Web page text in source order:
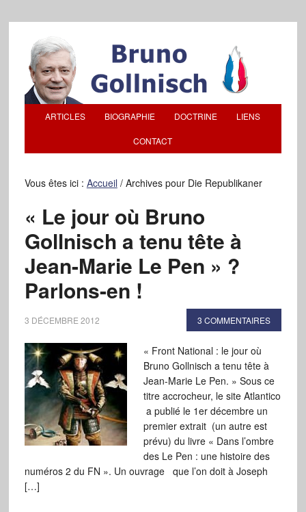
ARTICLES BIOGRAPHIE DOCTRINE LIENS
CONTACT
Vous êtes ici : Accueil /Archives pour Die Republikaner
« Le jour où Bruno
Gollnisch a tenu tête à
Jean-Marie Le Pen » ?
Parlons-en !
3 DÉCEMBRE 2012 3 COMMENTAIRES
« Front National : le jour où
Bruno Gollnisch a tenu tête à
Jean-Marie Le Pen. » Sous ce
titre accrocheur, le site Atlantico
a publié le 1er décembre un
premier extrait (un autre est
prévu) du livre « Dans l’ombre
des Le Pen : une histoire des
numéros 2 du FN ». Un ouvrage que l’on doit à Joseph
[…]